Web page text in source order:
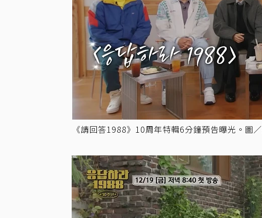
《請回答1988》10周年特輯6分鐘預告曝光。圖